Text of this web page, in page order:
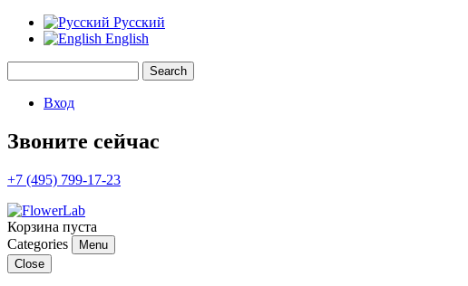
Русский
English
Вход
Звоните сейчас
+7 (495) 799-17-23
Корзина пуста
Categories
Menu
Close